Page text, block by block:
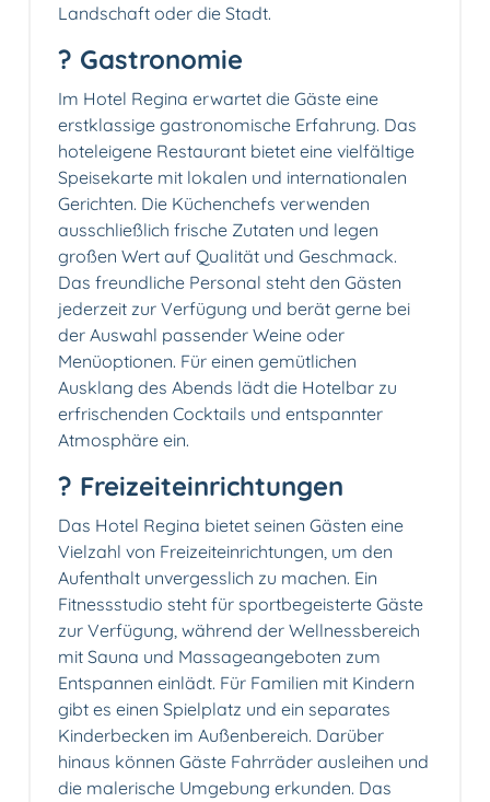
Landschaft oder die Stadt.
?️ Gastronomie
Im Hotel Regina erwartet die Gäste eine
erstklassige gastronomische Erfahrung. Das
hoteleigene Restaurant bietet eine vielfältige
Speisekarte mit lokalen und internationalen
Gerichten. Die Küchenchefs verwenden
ausschließlich frische Zutaten und legen
großen Wert auf Qualität und Geschmack.
Das freundliche Personal steht den Gästen
jederzeit zur Verfügung und berät gerne bei
der Auswahl passender Weine oder
Menüoptionen. Für einen gemütlichen
Ausklang des Abends lädt die Hotelbar zu
erfrischenden Cocktails und entspannter
Atmosphäre ein.
? Freizeiteinrichtungen
Das Hotel Regina bietet seinen Gästen eine
Vielzahl von Freizeiteinrichtungen, um den
Aufenthalt unvergesslich zu machen. Ein
Fitnessstudio steht für sportbegeisterte Gäste
zur Verfügung, während der Wellnessbereich
mit Sauna und Massageangeboten zum
Entspannen einlädt. Für Familien mit Kindern
gibt es einen Spielplatz und ein separates
Kinderbecken im Außenbereich. Darüber
hinaus können Gäste Fahrräder ausleihen und
die malerische Umgebung erkunden. Das